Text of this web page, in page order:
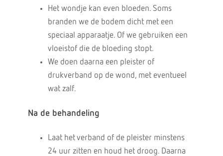
Het wondje kan even bloeden. Soms
branden we de bodem dicht met een
speciaal apparaatje. Of we gebruiken een
vloeistof die de bloeding stopt.
We doen daarna een pleister of
drukverband op de wond, met eventueel
wat zalf.
Na de behandeling
Laat het verband of de pleister minstens
24 uur zitten en houd het droog. Daarna